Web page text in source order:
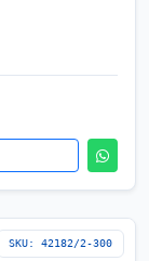
SKU: 42182/2-300